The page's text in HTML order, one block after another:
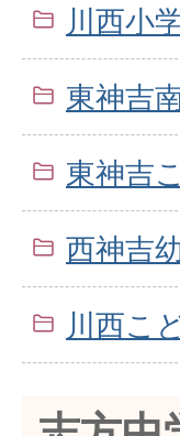
川西小
東神吉
東神吉
西神吉
川西こ